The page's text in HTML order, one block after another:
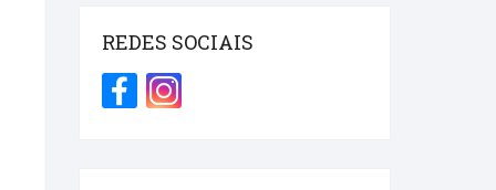
REDES SOCIAIS